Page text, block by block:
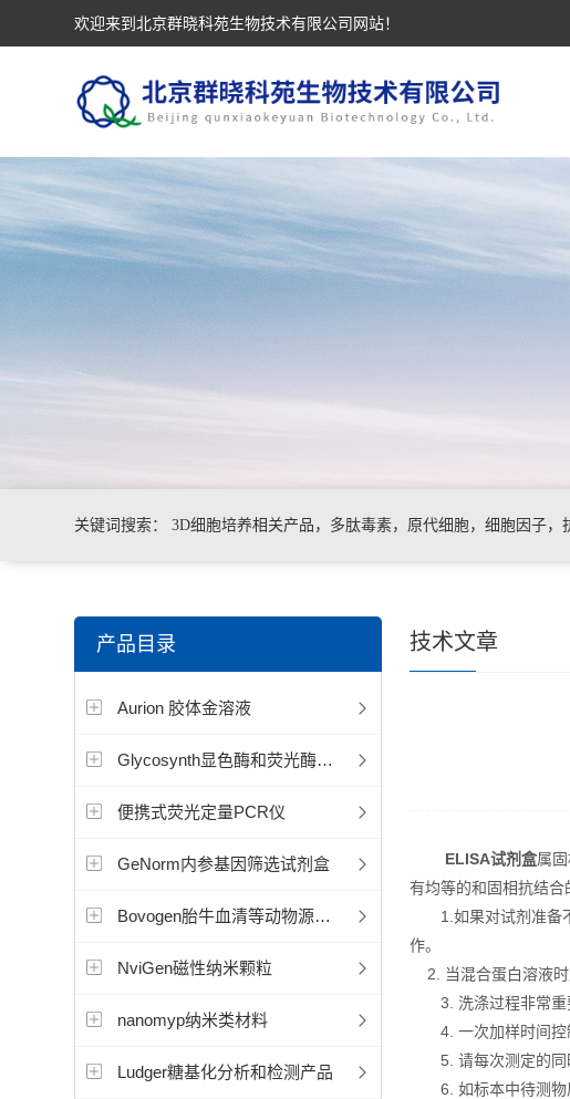
欢迎来到北京群晓科苑生物技术有限公司网站！
关键词搜索： 3D细胞培养相关产品，多肽毒素，原代细胞，细胞因子，
产品目录
Aurion 胶体金溶液
Glycosynth显色酶和荧光酶底物
便携式荧光定量PCR仪
GeNorm内参基因筛选试剂盒
Bovogen胎牛血清等动物源产品
NviGen磁性纳米颗粒
nanomyp纳米类材料
Ludger糖基化分析和检测产品
技术文章
ELISA试剂盒属
有均等的和固相抗结合
1.如果对试剂准备不
作。
2. 当混合蛋白溶液时
3. 洗涤过程非常重
4. 一次加样时间控制
5. 请每次测定的同
6. 如标本中待测物